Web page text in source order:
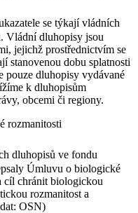
se týkají vládních
Vládní dluhopisy jsou
jejichž prostřednictvím se
stanovenou dobu splatnosti
pouze dluhopisy vydávané
k dluhopisům
obcemi či regiony.
rozmanitosti
dluhopisů ve fondu
Úmluvu o biologické
cíl chránit biologickou
rozmanitost a
OSN)